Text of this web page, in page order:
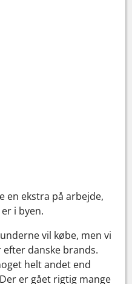
en ekstra på arbejde,
i byen.
vil købe, men vi
danske brands.
helt andet end
er gået rigtig mange